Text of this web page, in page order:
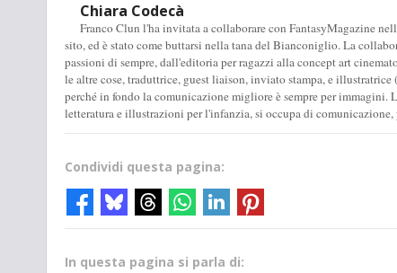
Chiara Codecà
Franco Clun l'ha invitata a collaborare con FantasyMagazine
sito, ed è stato come buttarsi nella tana del Bianconiglio. La
passioni di sempre, dall'editoria per ragazzi alla concept art
le altre cose, traduttrice, guest liaison, inviato stampa, e
perché in fondo la comunicazione migliore è sempre per immagini.
letteratura e illustrazioni per l'infanzia, si occupa di
Condividi questa pagina:
In questa pagina si parla di: